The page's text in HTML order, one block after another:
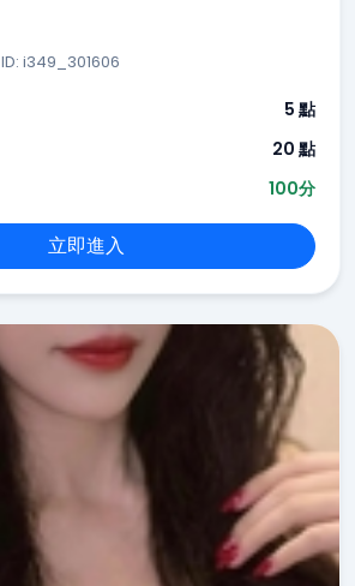
ID: i349_301606
5 點
20 點
100分
立即進入